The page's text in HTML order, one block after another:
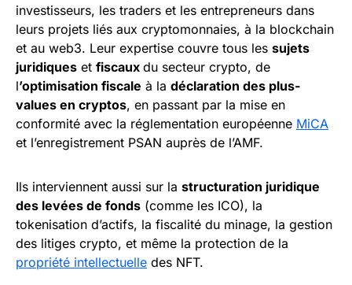
investisseurs, les traders et les entrepreneurs dans
leurs projets liés aux cryptomonnaies, à la blockchain
et au web3. Leur expertise couvre tous les sujets
juridiques et fiscaux du secteur crypto, de
l’optimisation fiscale à la déclaration des plus-
values en cryptos, en passant par la mise en
conformité avec la réglementation européenne MiCA
et l’enregistrement PSAN auprès de l’AMF.
Ils interviennent aussi sur la structuration juridique
des levées de fonds (comme les ICO), la
tokenisation d’actifs, la fiscalité du minage, la gestion
des litiges crypto, et même la protection de la
propriété intellectuelle des NFT.